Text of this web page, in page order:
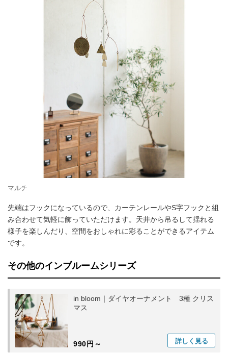
マルチ
先端はフックになっているので、カーテンレールやS字フックと組
み合わせて気軽に飾っていただけます。天井から吊るして揺れる
様子を楽しんだり、空間をおしゃれに彩ることができるアイテム
です。
その他のインブルームシリーズ
in bloom｜ダイヤオーナメント 3種 クリス
マス
990円～ 詳しく 見る